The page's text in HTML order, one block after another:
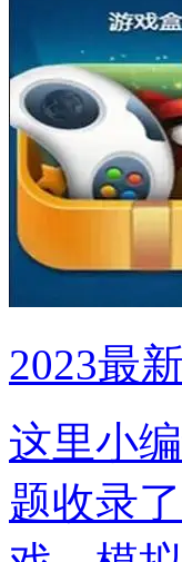
2023最
这里小
题收录